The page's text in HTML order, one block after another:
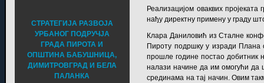
Реализацијом оваквих пројеката
нађу директну примену у граду
Клара Даниловић из Сталне
Пироту подршку у изради Плана
прошле године постао добитник
налази начине да им омогући да
срединама на тај начин. Овим
СТРАТЕГИЈА РАЗВОЈА
УРБАНОГ ПОДРУЧЈА
ГРАДА ПИРОТА И
ОПШТИНА БАБУШНИЦА,
ДИМИТРОВГРАД И БЕЛА
ПАЛАНКА